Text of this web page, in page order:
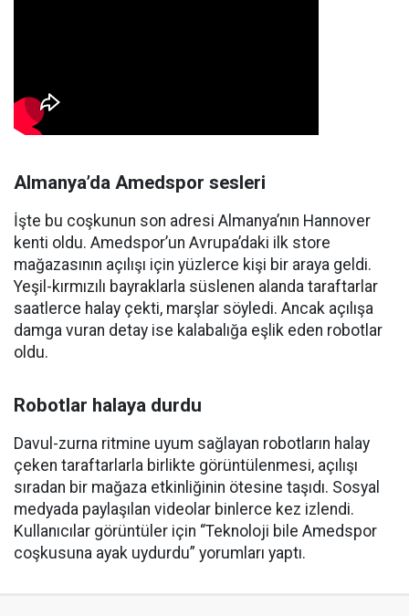
Almanya’da Amedspor sesleri
İşte bu coşkunun son adresi Almanya’nın Hannover
kenti oldu. Amedspor’un Avrupa’daki ilk store
mağazasının açılışı için yüzlerce kişi bir araya geldi.
Yeşil-kırmızılı bayraklarla süslenen alanda taraftarlar
saatlerce halay çekti, marşlar söyledi. Ancak açılışa
damga vuran detay ise kalabalığa eşlik eden robotlar
oldu.
Robotlar halaya durdu
Davul-zurna ritmine uyum sağlayan robotların halay
çeken taraftarlarla birlikte görüntülenmesi, açılışı
sıradan bir mağaza etkinliğinin ötesine taşıdı. Sosyal
medyada paylaşılan videolar binlerce kez izlendi.
Kullanıcılar görüntüler için “Teknoloji bile Amedspor
coşkusuna ayak uydurdu” yorumları yaptı.